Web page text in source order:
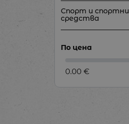
Спорт и спортни
средства
По цена
0.00 €